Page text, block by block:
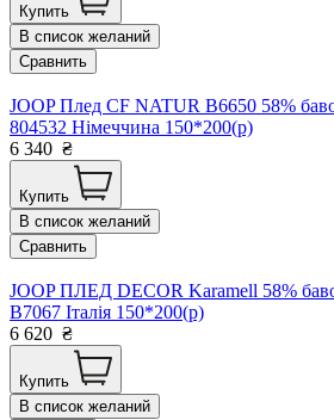
Купить
В список желаний
Сравнить
JOOP Плед CF NATUR B6650 58%
804532 Німеччина 150*200(р)
6 340 ₴
Купить
В список желаний
Сравнить
JOOP ПЛЕД DECOR Karamell 58%
B7067 Італія 150*200(р)
6 620 ₴
Купить
В список желаний